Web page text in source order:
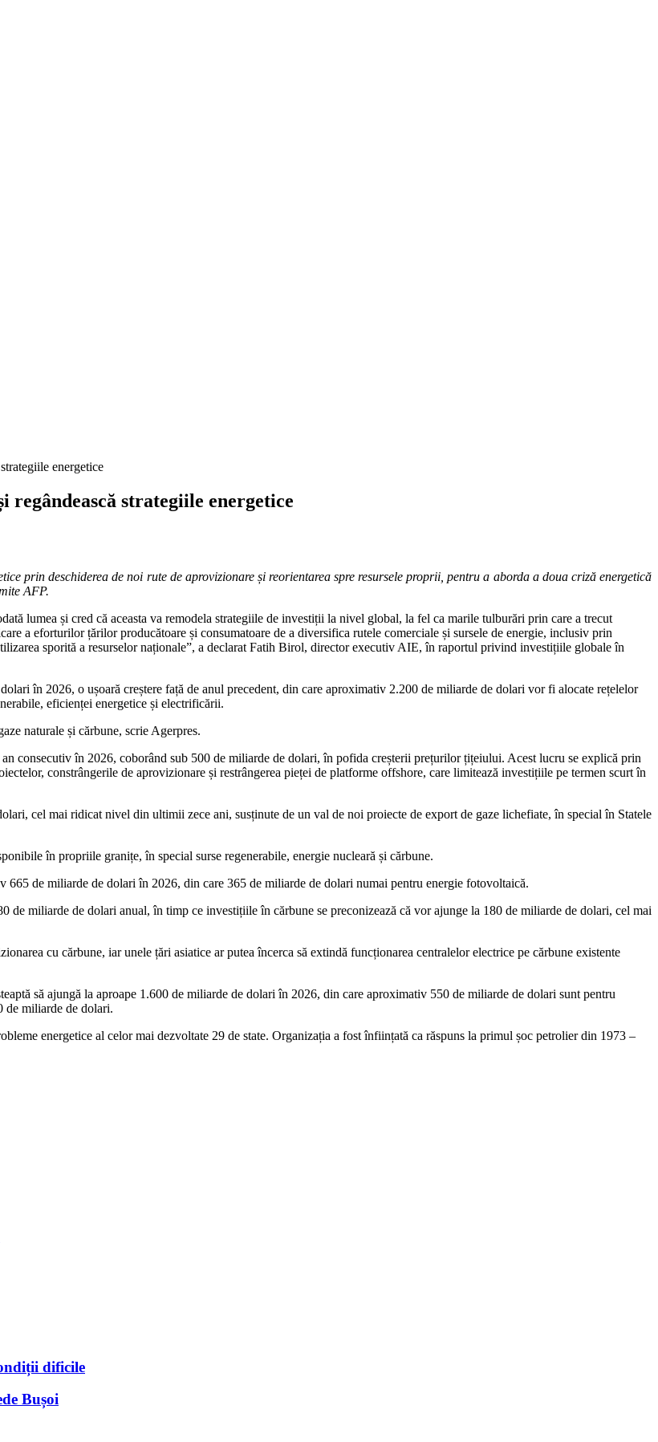
energetice
strategiile energetice
prin deschiderea de noi rute de aprovizionare și reorientarea spre resursele proprii, pentru a aborda a doua criză energetică
AFP.
lumea și cred că aceasta va remodela strategiile de investiții la nivel global, la fel ca marile tulburări prin care a trecut
a eforturilor țărilor producătoare și consumatoare de a diversifica rutele comerciale și sursele de energie, inclusiv prin
sporită a resurselor naționale”, a declarat Fatih Birol, director executiv AIE, în raportul privind investițiile globale în
în 2026, o ușoară creștere față de anul precedent, din care aproximativ 2.200 de miliarde de dolari vor fi alocate rețelelor
eficienței energetice și electrificării.
naturale și cărbune, scrie Agerpres.
consecutiv în 2026, coborând sub 500 de miliarde de dolari, în pofida creșterii prețurilor țițeiului. Acest lucru se explică prin
constrângerile de aprovizionare și restrângerea pieței de platforme offshore, care limitează investițiile pe termen scurt în
cel mai ridicat nivel din ultimii zece ani, susținute de un val de noi proiecte de export de gaze lichefiate, în special în Statele
în propriile granițe, în special surse regenerabile, energie nucleară și cărbune.
de miliarde de dolari în 2026, din care 365 de miliarde de dolari numai pentru energie fotovoltaică.
de miliarde de dolari anual, în timp ce investițiile în cărbune se preconizează că vor ajunge la 180 de miliarde de dolari, cel mai
cu cărbune, iar unele țări asiatice ar putea încerca să extindă funcționarea centralelor electrice pe cărbune existente
să ajungă la aproape 1.600 de miliarde de dolari în 2026, din care aproximativ 550 de miliarde de dolari sunt pentru
de miliarde de dolari.
energetice al celor mai dezvoltate 29 de state. Organizația a fost înființată ca răspuns la primul șoc petrolier din 1973 –
dificile
Bușoi